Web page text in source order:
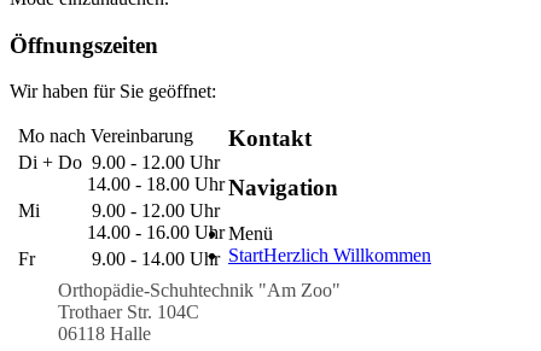
Öffnungszeiten
Wir haben für Sie geöffnet:
Mo nach Vereinbarung
Di + Do 9.00 - 12.00 Uhr
14.00 - 18.00 Uhr
Mi
9.00 - 12.00 Uhr
14.00 - 16.00 Uhr
Fr
9.00 - 14.00 Uhr
Kontakt
Orthopädie-Schuhtechnik "Am Zoo"
Trothaer Str. 104C
06118 Halle
Navigation
Menü
StartHerzlich Willkommen